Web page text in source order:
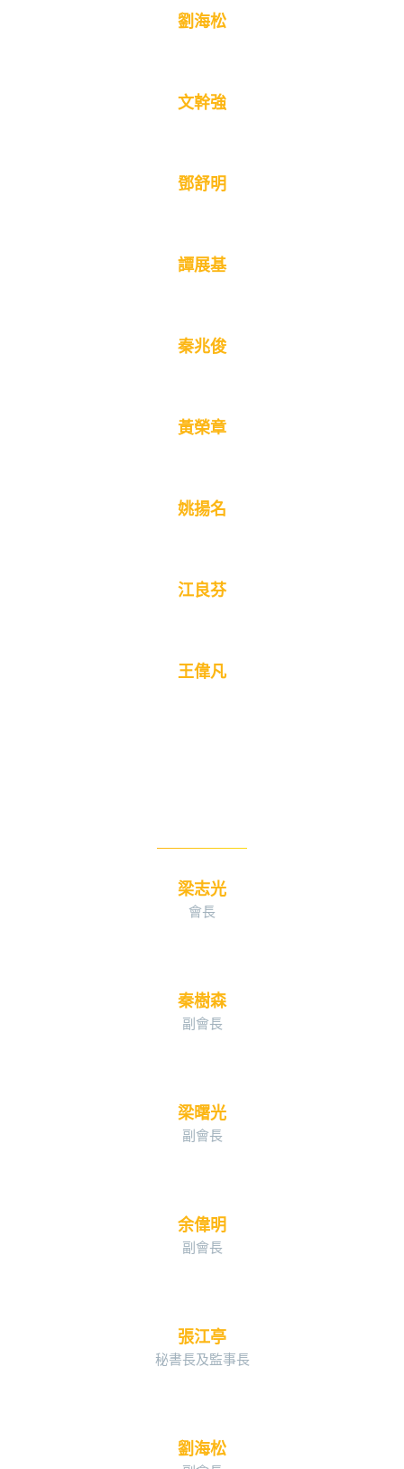
劉海松
文幹強
鄧舒明
譚展基
秦兆俊
黃榮章
姚揚名
江良芬
王偉凡
梁志光
會長
秦樹森
副會長
梁曙光
副會長
余偉明
副會長
張江亭
秘書長及監事長
劉海松